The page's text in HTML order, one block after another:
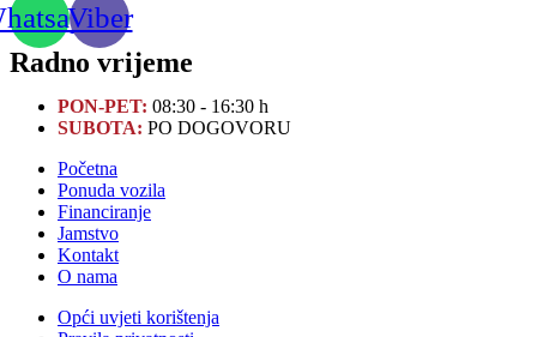
Viber
Radno vrijeme
PON-PET: 08:30 - 16:30 h
SUBOTA: PO DOGOVORU
Početna
Ponuda vozila
Financiranje
Jamstvo
Kontakt
O nama
Opći uvjeti korištenja